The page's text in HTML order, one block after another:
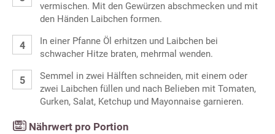
vermischen. Mit den Gewürzen abschmecken und mit
den Händen Laibchen formen.
In einer Pfanne Öl erhitzen und Laibchen bei
schwacher Hitze braten, mehrmal wenden.
Semmel in zwei Hälften schneiden, mit einem oder
zwei Laibchen füllen und nach Belieben mit Tomaten,
Gurken, Salat, Ketchup und Mayonnaise garnieren.
Nährwert pro Portion